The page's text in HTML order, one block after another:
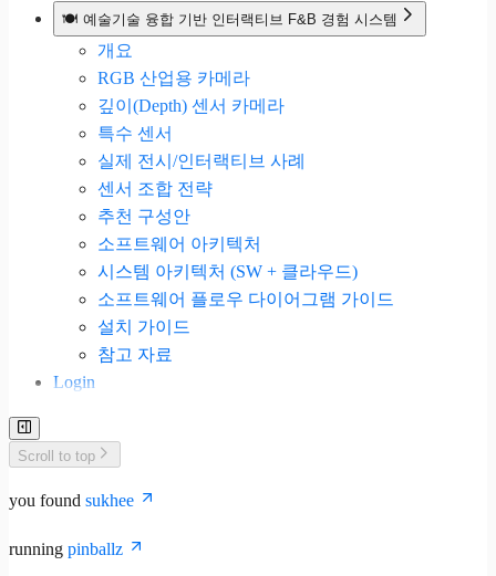
🍽️ 예술기술 융합 기반 인터랙티브 F&B 경험 시스템
개요
RGB 산업용 카메라
깊이(Depth) 센서 카메라
특수 센서
실제 전시/인터랙티브 사례
센서 조합 전략
추천 구성안
소프트웨어 아키텍처
시스템 아키텍처 (SW + 클라우드)
소프트웨어 플로우 다이어그램 가이드
설치 가이드
참고 자료
Login
Scroll to top
you found sukhee
running pinballz